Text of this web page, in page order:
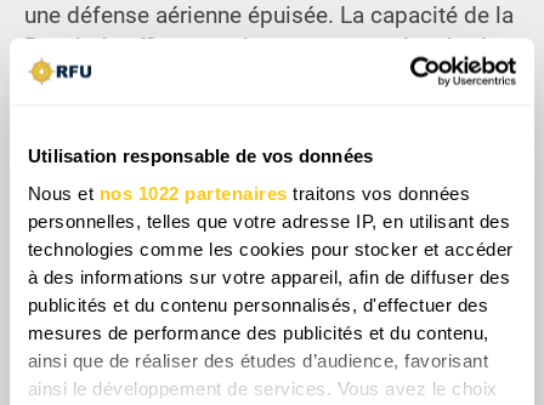
Utilisation responsable de vos données
Nous et nos 1022 partenaires traitons vos données
personnelles, telles que votre adresse IP, en utilisant des
technologies comme les cookies pour stocker et accéder
à des informations sur votre appareil, afin de diffuser des
publicités et du contenu personnalisés, d'effectuer des
mesures de performance des publicités et du contenu,
ainsi que de réaliser des études d’audience, favorisant
ainsi le développement de services. Vous avez le choix
une défense aérienne épuisée. La capacité de la
Russie à raffiner, stocker et exporter du pétrole
s’effondre à chaque maillon de la chaîne.
frappes montrent que la guerre économique
menée par Kyiv atteint un nouveau niveau
d’ambition et d’efficacité. Et alors que le déficit
budgétaire russe explose, la destruction de ses
artères énergétiques devient un front central du
conflit.
Share